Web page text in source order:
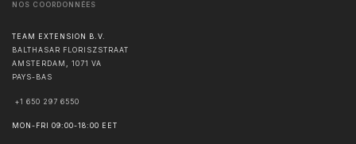
NOS COORDONNÉES
TEAM EXTENSION B.V.
BALTHASAR FLORISZSTRAAT
AMSTERDAM
1071 VA
PAYS-BAS
+1 650 297 6550
MON-FRI 09:00-18:00 EET